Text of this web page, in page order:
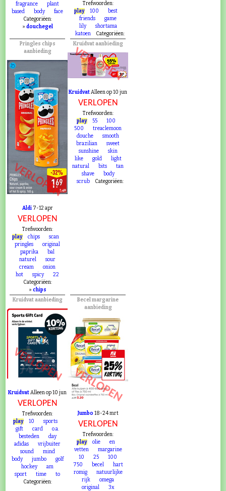
fragrance
plant
based
body
face
Categoriëen:
» douchegel
Trefwoorden:
play
100
best
friends
game
lily
shortama
katoen
Categoriëen:
Pringles chips
aanbieding
VERLOPEN
Aldi7-12 apr
VERLOPEN
Trefwoorden:
play
chips
scan
pringles
original
paprika
bal
naturel
sour
cream
onion
hot
spicy
22
Categoriëen:
» chips
Kruidvat aanbieding
VERLOPEN
KruidvatAlleen op 10 jun
VERLOPEN
Trefwoorden:
play
55
100
500
treaclemoon
douche
smooth
brazilian
sweet
sunshine
skin
like
gold
light
natural
bits
tan
shave
body
scrub
Categoriëen:
Kruidvat aanbieding
VERLOPEN
KruidvatAlleen op 10 jun
VERLOPEN
Trefwoorden:
play
10
sports
gift
card
o.a.
besteden
day
adidas
vrijbuiter
sound
mind
body
jumbo
golf
hockey
am
sport
time
to
Categoriëen:
Becel margarine
aanbieding
VERLOPEN
Jumbo 18-24 mrt
VERLOPEN
Trefwoorden:
play
olie
en
vetten
margarine
10
25
100
750
becel
hart
romig
natuurlijke
rijk
omega
original
3x